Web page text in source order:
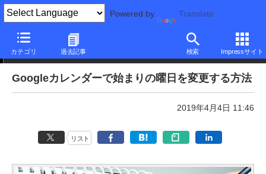
Powered by Translate
カテゴリ 過去記事 検索 Impressサイト
本日のできるネット
Googleカレンダーで始まりの曜日を変更する方法
2019年4月4日 11:46
リスト